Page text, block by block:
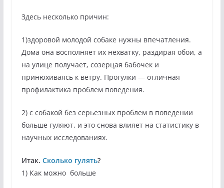
Здесь несколько причин:
1)здоровой молодой собаке нужны впечатления.
Дома она восполняет их нехватку, раздирая обои, а
на улице получает, созерцая бабочек и
принюхиваясь к ветру. Прогулки — отличная
профилактика проблем поведения.
2) с собакой без серьезных проблем в поведении
больше гуляют, и это снова влияет на статистику в
научных исследованиях.
Итак. Сколько гулять?
1) Как можно больше